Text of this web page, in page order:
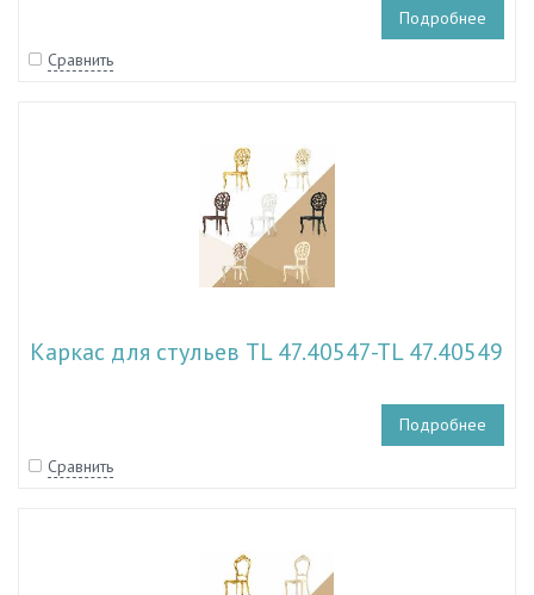
Подробнее
Сравнить
Каркас для стульев TL 47.40547-TL 47.40549
Подробнее
Сравнить